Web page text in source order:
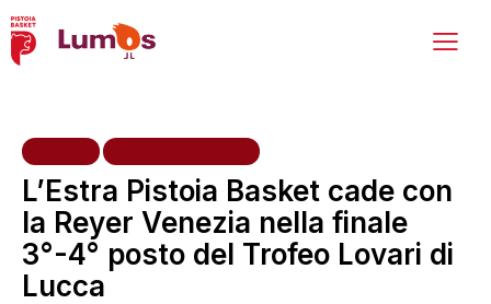
L’Estra Pistoia Basket cade con
la Reyer Venezia nella finale
3°-4° posto del Trofeo Lovari di
Lucca